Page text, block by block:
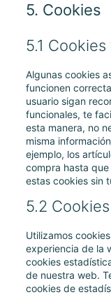
5. Cookies
5.1
Algunas cookies
funcionen
usuario sigan
funcionales, te
esta manera, no
misma
ejemplo, los
compra hasta
estas cookies sin
5.2
Utilizamos
experiencia de la
cookies
de nuestra web.
cookies de